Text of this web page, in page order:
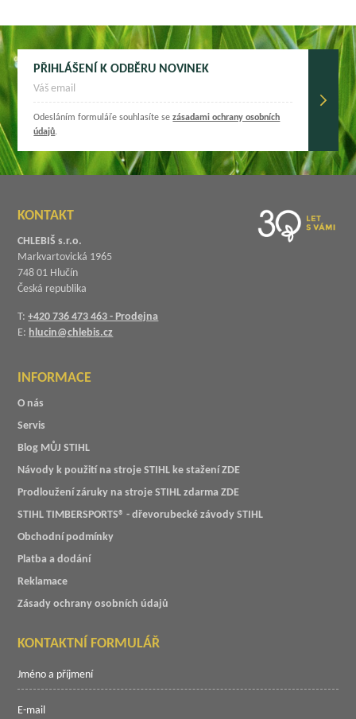
PŘIHLÁŠENÍ K ODBĚRU NOVINEK
Odesláním formuláře souhlasíte sezásadami ochrany osobních
údajů.
KONTAKT
CHLEBIŠ s.r.o.
Markvartovická 1965
748 01 Hlučín
Česká republika
T:+420 736 473 463 - Prodejna
E: hlucin@chlebis.cz
INFORMACE
O nás
Servis
Blog MŮJ STIHL
Návody k použití na stroje STIHL ke stažení ZDE
Prodloužení záruky na stroje STIHL zdarma ZDE
STIHL TIMBERSPORTS® - dřevorubecké závody STIHL
Obchodní podmínky
Platba a dodání
Reklamace
Zásady ochrany osobních údajů
KONTAKTNÍ FORMULÁŘ